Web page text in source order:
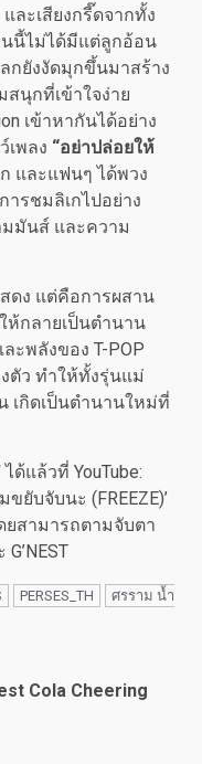
และเสียงกรี๊ดจากทั้ง
นี้ไม่ได้มีแต่ลูกอ้อน
กยังงัดมุกขึ้นมาสร้าง
สนุกที่เข้าใจง่าย
เข้าหากันได้อย่าง
เพลง “อย่าปล่อยให้
และแฟนๆ ได้พวง
รชมลิเกไปอย่าง
มันส์ และความ
ดง แต่คือการผสาน
กลายเป็นตำนาน
ะพลังของ T-POP
ตัว ทำให้ทั้งรุ่นแม่
เกิดเป็นตำนานใหม่ที่
ได้แล้วที่ YouTube:
ขยับจับนะ (FREEZE)’
ยสามารถตามจับตา
PERSES_TH
ศรราม น้ำ
Cola Cheering